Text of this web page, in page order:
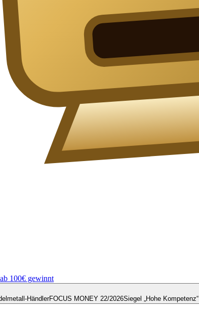
100€ gewinnt
HändlerFOCUS MONEY 22/2026Siegel „Hohe Kompetenz“